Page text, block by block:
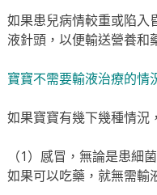
如果患兒病情較重或陷入
液針頭，以便輸送營養和
寶寶不需要輸液治療的情
如果寶寶有幾下幾種情況
（1）感冒，無論是患細
如果可以吃藥，就無需輸